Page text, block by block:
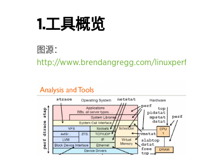
1.工具概览
图源：
http://www.brendangregg.com/linuxperf.html